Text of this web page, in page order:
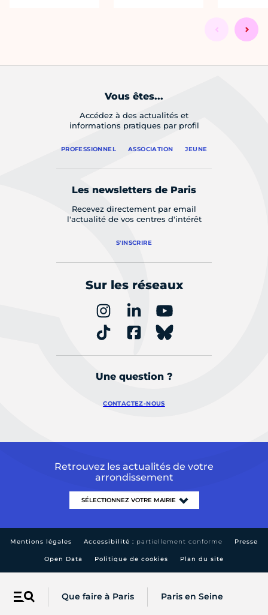
Menu Que faire à Paris Paris en Seine
Vous êtes...
Accédez à des actualités et
informations pratiques par profil
PROFESSIONNEL ASSOCIATION JEUNE
Les newsletters de Paris
Recevez directement par email
l'actualité de vos centres d'intérêt
S'INSCRIRE
Sur les réseaux
Une question ?
CONTACTEZ-NOUS
Retrouvez les actualités de votre
arrondissement
Mentions légales Accessibilité : partiellement conforme Presse
Open Data Politique de cookies Plan du site